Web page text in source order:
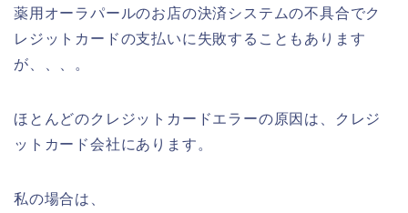
薬用オーラパールのお店の決済システムの不具合でク
レジットカードの支払いに失敗することもあります
が、、、。
ほとんどのクレジットカードエラーの原因は、クレジ
ットカード会社にあります。
私の場合は、